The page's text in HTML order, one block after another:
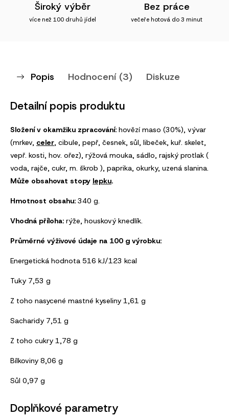
Široký výběr
více než 100 druhů jídel
Bez práce
večeře hotová do 3 minut
Popis Hodnocení (3) Diskuze
Detailní popis produktu
Složení v okamžiku zpracování: hovězí maso (30%), vývar
(mrkev, celer, cibule, pepř, česnek, sůl, libeček, kuř. skelet,
vepř. kosti, hov. ořez), rýžová mouka, sádlo, rajský protlak (
voda, rajče, cukr, m. škrob ), paprika, okurky, uzená slanina.
Může obsahovat stopy lepku.
Hmotnost obsahu: 340 g.
Vhodná příloha: rýže, houskový knedlík.
Průměrné výživové údaje na 100 g výrobku:
Energetická hodnota 516 kJ/123 kcal
Tuky 7,53 g
Z toho nasycené mastné kyseliny 1,61 g
Sacharidy 7,51 g
Z toho cukry 1,78 g
Bílkoviny 8,06 g
Sůl 0,97 g
Doplňkové parametry